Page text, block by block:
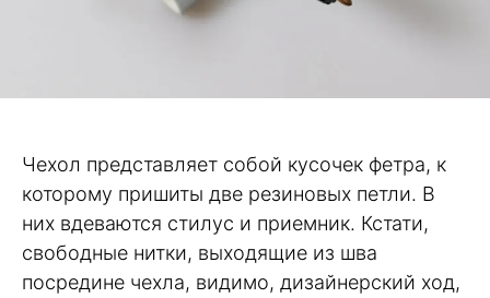
Чехол представляет собой кусочек фетра, к
которому пришиты две резиновых петли. В
них вдеваются стилус и приемник. Кстати,
свободные нитки, выходящие из шва
посредине чехла, видимо, дизайнерский ход,